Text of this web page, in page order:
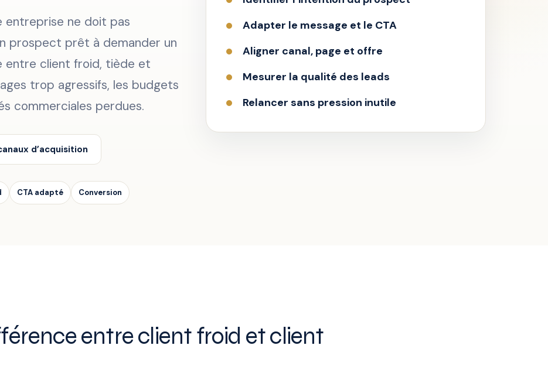
ne doit pas
prospect prêt à demander un
entre client froid, tiède et
trop agressifs, les budgets
commerciales perdues.
d’acquisition
CTA adapté Conversion
Adapter le message et le CTA
Aligner canal, page et offre
Mesurer la qualité des leads
Relancer sans pression inutile
entre client froid et client